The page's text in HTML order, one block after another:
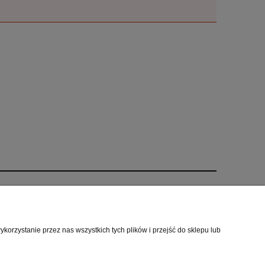
O firmie
przez nas wszystkich tych plików i przejść do sklepu lub